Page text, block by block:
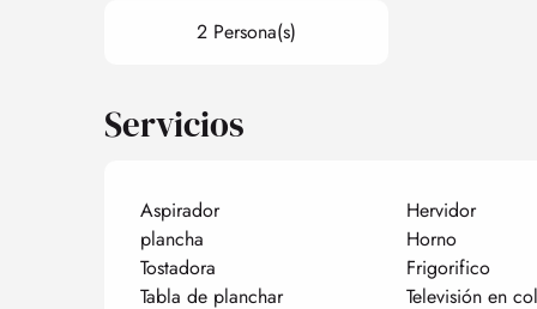
2 Persona(s)
Servicios
Aspirador Hervidor
plancha
Horno
Tostadora
Frigorifico
Tabla de planchar
Televisión en